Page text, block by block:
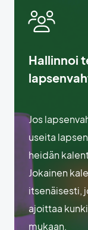
Hallinnoi
Jos
useita
heidän
Jokainen
itsenäisesti,
ajoittaa
mukaan.